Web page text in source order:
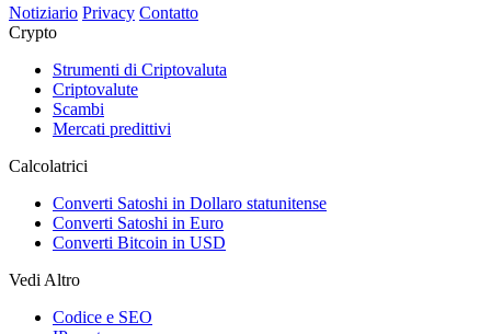
Notiziario Privacy Contatto
Crypto
Strumenti di Criptovaluta
Criptovalute
Scambi
Mercati predittivi
Calcolatrici
Converti Satoshi in Dollaro statunitense
Converti Satoshi in Euro
Converti Bitcoin in USD
Vedi Altro
Codice e SEO